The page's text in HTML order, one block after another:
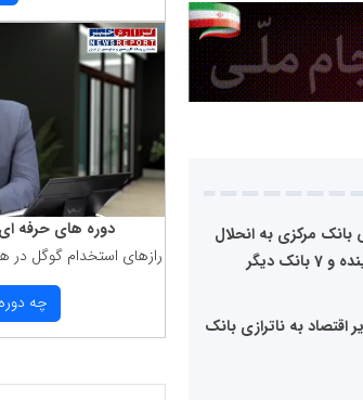
بانک مرکزی به انحلال
دیگر
اقتصاد به ناترازی بانک
دوره های حرفه
رازهای استخدام گوگل در
چه